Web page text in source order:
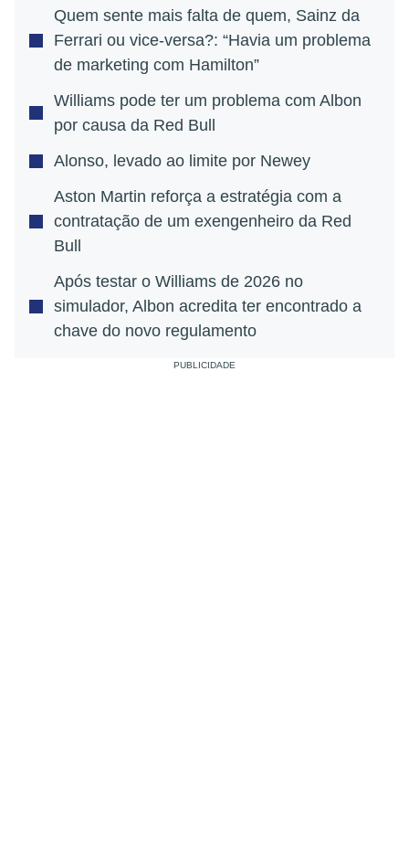
Quem sente mais falta de quem, Sainz da
Ferrari ou vice-versa?: “Havia um problema
de marketing com Hamilton”
Williams pode ter um problema com Albon
por causa da Red Bull
Alonso, levado ao limite por Newey
Aston Martin reforça a estratégia com a
contratação de um exengenheiro da Red
Bull
Após testar o Williams de 2026 no
simulador, Albon acredita ter encontrado a
chave do novo regulamento